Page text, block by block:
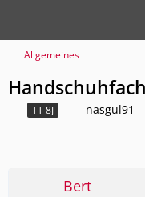
Allgemeines
TT 8J nasgul91
Bert